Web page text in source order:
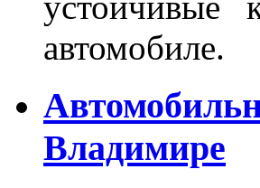
автомобиле.
Владимире